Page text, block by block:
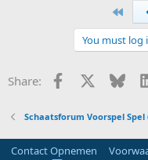
s
You must log
Share: Facebook
Schaatsforum Voorspel Spel
Contact Opnemen